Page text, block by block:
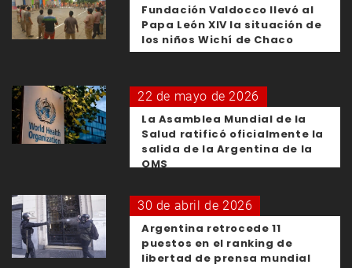
Fundación Valdocco llevó al
Papa León XIV la situación de
los niños Wichí de Chaco
22 de mayo de 2026
La Asamblea Mundial de la
Salud ratificó oficialmente la
salida de la Argentina de la
OMS
30 de abril de 2026
Argentina retrocede 11
puestos en el ranking de
libertad de prensa mundial